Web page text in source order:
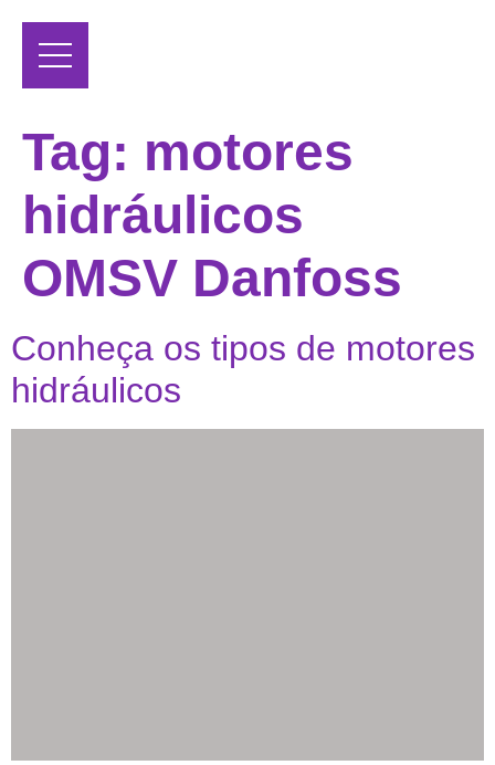
Tag: motores
hidráulicos
OMSV Danfoss
Conheça os tipos de motores
hidráulicos